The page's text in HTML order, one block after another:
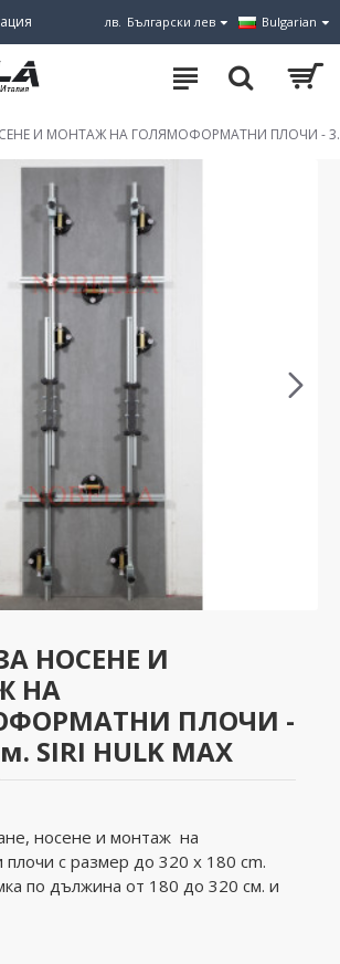
лв. Български лев Bulgarian
И МОНТАЖ НА ГОЛЯМОФОРМАТНИ ПЛОЧИ - 3.2 x
НОСЕНЕ И
НА
ПЛОЧИ -
SIRI HULK MAX
носене и монтаж на
с размер до 320 x 180 cm.
по дължина от 180 до 320 см. и